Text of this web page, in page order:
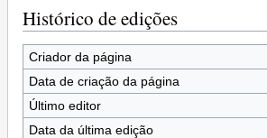
Histórico de edições
Criador da página
Data de criação da página
Último editor
Data da última edição